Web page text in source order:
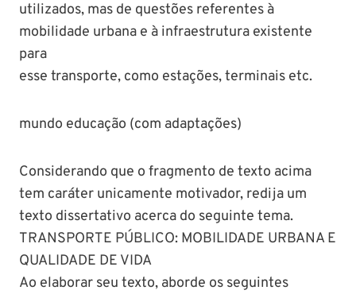
utilizados, mas de questões referentes à
mobilidade urbana e à infraestrutura existente
para
esse transporte, como estações, terminais etc.
mundo educação (com adaptações)
Considerando que o fragmento de texto acima
tem caráter unicamente motivador, redija um
texto dissertativo acerca do seguinte tema.
TRANSPORTE PÚBLICO: MOBILIDADE URBANA E
QUALIDADE DE VIDA
Ao elaborar seu texto, aborde os seguintes